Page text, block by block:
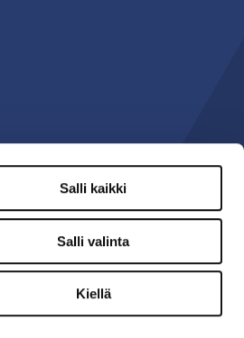
Salli kaikki
Salli valinta
Kiellä